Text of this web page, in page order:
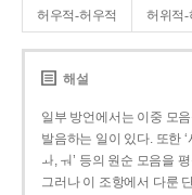
허우적-허우적 허위적-
해설
일부 방언에서는 이중 모
발음하는 일이 있다. 또한
ㅘ, ㅝ’ 등의 원순 모음을
그러나 이 조항에서 다룬